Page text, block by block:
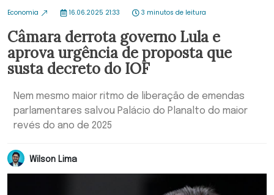
Economia 16.06.2025 21:33 3 minutos de leitura
Câmara derrota governo Lula e
aprova urgência de proposta que
susta decreto do IOF
Nem mesmo maior ritmo de liberação de emendas
parlamentares salvou Palácio do Planalto do maior
revés do ano de 2025
Wilson Lima